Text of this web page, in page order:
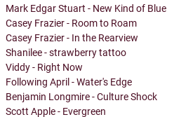
Mark Edgar Stuart - New Kind of Blue
Casey Frazier - Room to Roam
Casey Frazier - In the Rearview
Shanilee - strawberry tattoo
Viddy - Right Now
Following April - Water's Edge
Benjamin Longmire - Culture Shock
Scott Apple - Evergreen